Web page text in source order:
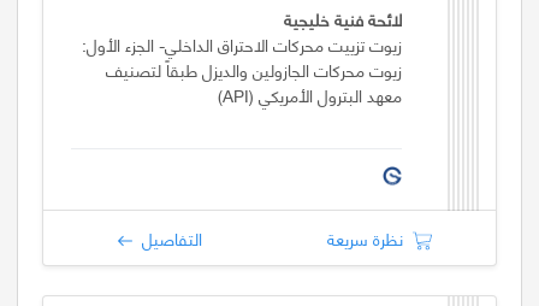
لائحة فنية خليجية
زيوت تزييت محركات الاحتراق الداخلي- الجزء الأول:
زيوت محركات الجازولين والديزل طبقاً لتصنيف
معهد البترول الأمريكي (API)
نظرة سريعة التفاصيل